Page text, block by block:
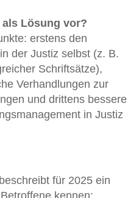
als Lösung vor?
erstens den
der Justiz selbst (z. B.
Schriftsätze),
Verhandlungen zur
und drittens bessere
in Justiz
für 2025 ein
kennen: